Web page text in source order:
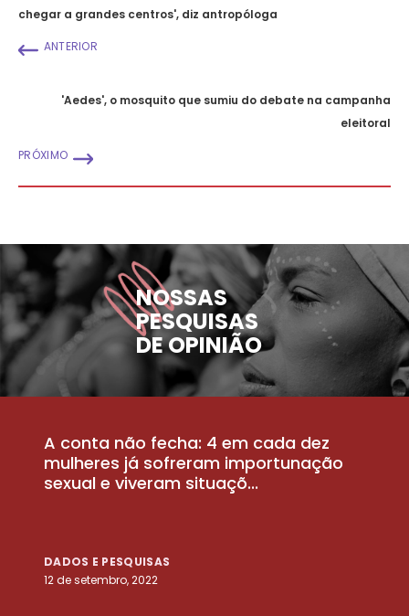
chegar a grandes centros', diz antropóloga
ANTERIOR
'Aedes', o mosquito que sumiu do debate na campanha
eleitoral
PRÓXIMO
NOSSAS
PESQUISAS
DE OPINIÃO
A conta não fecha: 4 em cada dez
mulheres já sofreram importunação
sexual e viveram situaçõ...
DADOS E PESQUISAS
12 de setembro, 2022